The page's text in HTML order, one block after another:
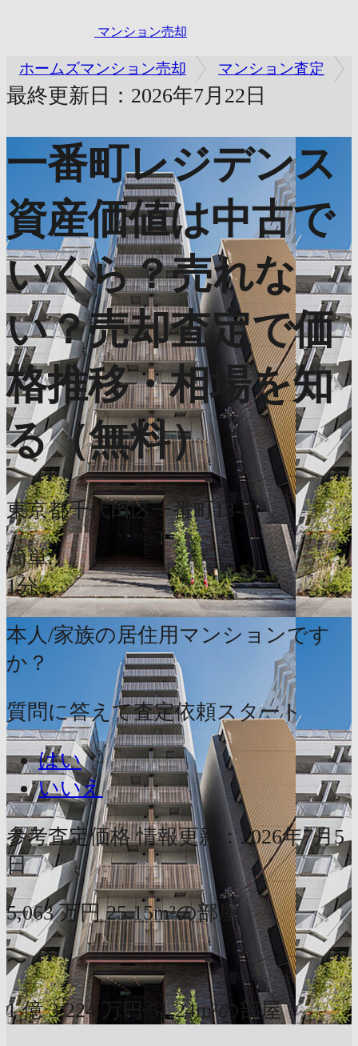
マンション売却
ホームズマンション売却 マンション査定
最終更新日：2026年7月22日
一番町レジデンス
資産価値は中古で
いくら？売れな
い？売却査定で価
格推移・相場を知
る（無料）
東京都千代田区一番町13-4
簡単
1分
本人/家族の居住用マンションです
か？
質問に答えて査定依頼スタート
はい
いいえ
参考査定価格 情報更新：2026年7月5
日
5,063 万円 25.15m²の部屋
〜
1 億 3,224 万円 51.24m²の部屋